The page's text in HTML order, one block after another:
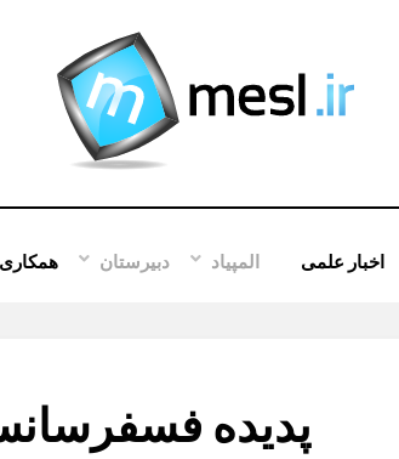
اخبار علمی المپیاد دبیرستان همکاری
پدیده